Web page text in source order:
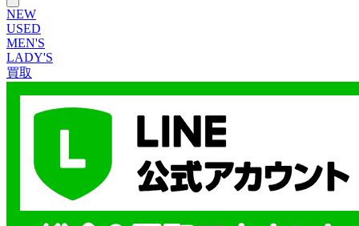
NEW
USED
MEN'S
LADY'S
買取